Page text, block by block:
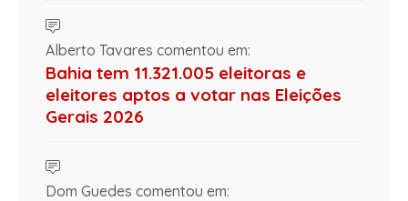
Alberto Tavares comentou em:
Bahia tem 11.321.005 eleitoras e
eleitores aptos a votar nas Eleições
Gerais 2026
Dom Guedes comentou em: